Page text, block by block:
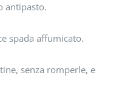
antipasto.
spada affumicato.
senza romperle, e